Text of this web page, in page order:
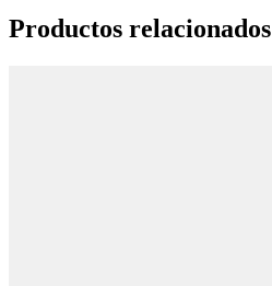
Productos relacionados